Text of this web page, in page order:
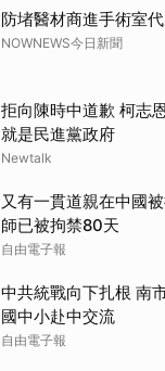
防堵醫材商進手術室
NOWNEWS今日新聞
拒向陳時中道歉 柯志
就是民進黨政府
Newtalk
又有一貫道親在中國
師已被拘禁80天
自由電子報
中共統戰向下扎根 南
國中小赴中交流
自由電子報